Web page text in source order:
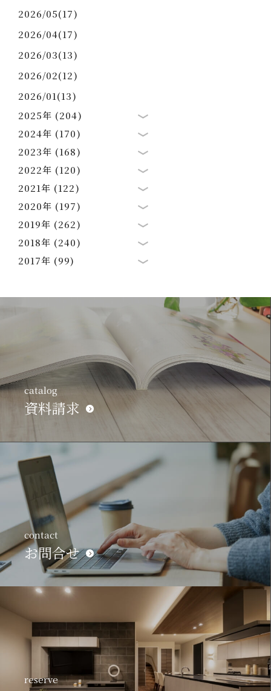
2026/05(17)
2026/04(17)
2026/03(13)
2026/02(12)
2026/01(13)
2025年 (204)
2024年 (170)
2023年 (168)
2022年 (120)
2021年 (122)
2020年 (197)
2019年 (262)
2018年 (240)
2017年 (99)
catalog
資料請求
contact
お問合せ
reserve